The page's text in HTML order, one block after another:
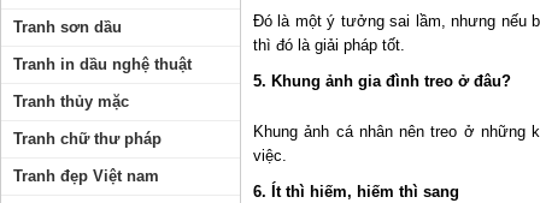
Đó là một ý tưởng sai lầm, nhưng nếu
thì đó là giải pháp tốt.
5. Khung ảnh gia đình treo ở đâu?
Khung ảnh cá nhân nên treo ở những
việc.
6. Ít thì hiếm, hiếm thì sang
Tranh sơn dầu
Tranh in dầu nghệ thuật
Tranh thủy mặc
Tranh chữ thư pháp
Tranh đẹp Việt nam